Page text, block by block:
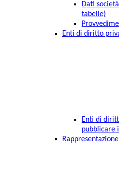
Dati
tabelle)
Enti di diritto
Enti di
pubblicare